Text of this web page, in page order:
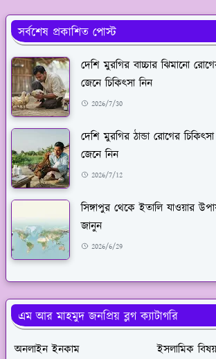
সর্বশেষ প্রকাশিত পোস্ট
দেশি মুরগির বাচ্চার ঝিমানো
জেনে চিকিৎসা নিন
2026/7/30
দেশি মুরগির ঠান্ডা রোগের
জেনে নিন
2026/7/12
সিঙ্গাপুর থেকে ইতালি যাওয়ার
জানুন
2026/6/29
এম আর মাহমুদ জনপ্রিয় ব্লগ ক্যাটাগরি
অনলাইন ইনকাম
ইসলামিক বিষয়